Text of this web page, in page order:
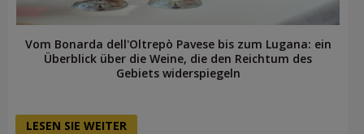
Vom Bonarda dell'Oltrepò Pavese bis zum Lugana: ein
Überblick über die Weine, die den Reichtum des
Gebiets widerspiegeln
LESEN SIE WEITER